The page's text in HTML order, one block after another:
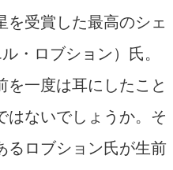
を受賞した最高のシェ
・ロブション）氏。
を一度は耳にしたこと
はないでしょうか。そ
るロブション氏が生前